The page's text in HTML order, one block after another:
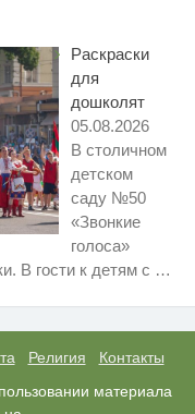
Раскраски
для
дошколят
05.08.2026
В столичном
детском
саду №50
«Звонкие
голоса»
В гости к детям с …
Религия
Контакты
материала
i
вас